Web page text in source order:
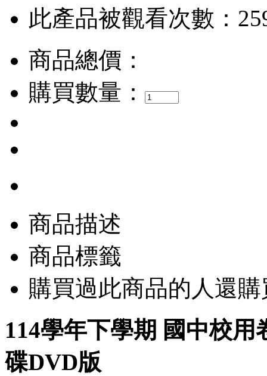
此產品被觀看次數：
商品總價：
購買數量：
商品描述
商品標籤
購買過此商品的人還購
114學年下學期 國中校
碟DVD版